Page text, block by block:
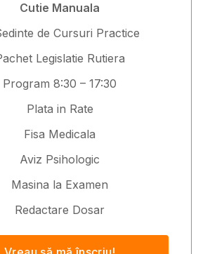
Cutie Manuala
de Cursuri Practice
Legislatie Rutiera
Program 8:30 – 17:30
Plata in Rate
Fisa Medicala
Aviz Psihologic
Masina la Examen
Redactare Dosar